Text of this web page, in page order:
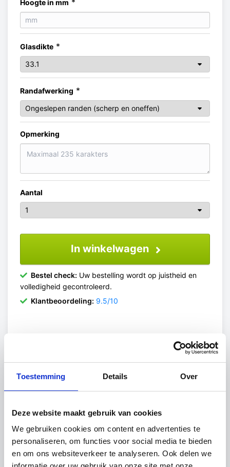
Toestemming Details Over
Deze website maakt gebruik van cookies
We gebruiken cookies om content en advertenties te
personaliseren, om functies voor social media te bieden
en om ons websiteverkeer te analyseren. Ook delen we
Hoogte in mm *
Glasdikte *
Randafwerking *
Opmerking
Aantal
In winkelwagen
Bestel check: Uw bestelling wordt op juistheid en
volledigheid gecontroleerd.
Klantbeoordeling: 9.5/10
Helder gelaagd glas is een veiligheidsglas dat
bestaat uit meerdere glaslagen met een sterke
folie ertussen. Deze folie zorgt ervoor dat het
glas bij breuk niet uiteenvalt, maar als geheel bij
voor toepassingen waar doorval- of letselrisico
een rol speelt.
Sterk en veilig in gebruik